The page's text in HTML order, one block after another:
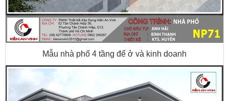
Mẫu nhà phố 4 tầng để ở và kinh doanh